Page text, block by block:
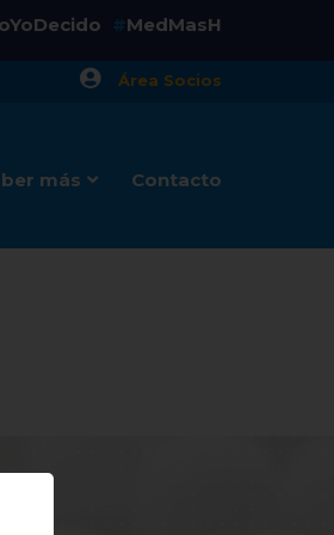
MedMasH
Área Socios
más Contacto